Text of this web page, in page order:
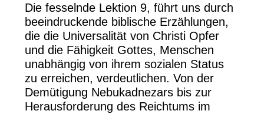
Die fesselnde Lektion 9, führt uns durch
beeindruckende biblische Erzählungen,
die die Universalität von Christi Opfer
und die Fähigkeit Gottes, Menschen
unabhängig von ihrem sozialen Status
zu erreichen, verdeutlichen. Von der
Demütigung Nebukadnezars bis zur
Herausforderung des Reichtums im